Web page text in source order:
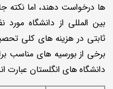
ها درخواست دهند، اما نکته
بین المللی از دانشگاه
ثابتی در هزینه های کلی
برخی از بورسیه های مناسب
دانشگاه های انگلستان عبارت